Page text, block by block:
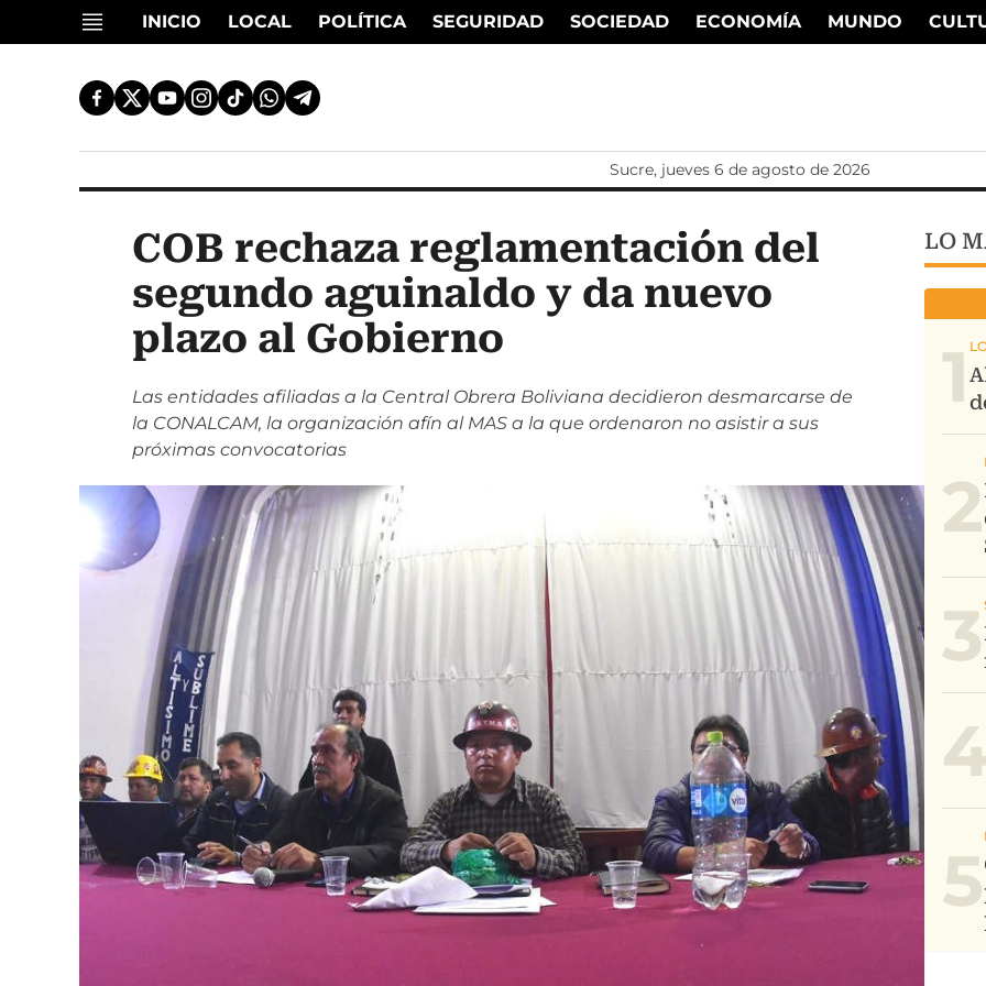
INICIO LOCAL POLÍTICA SEGURIDAD SOCIEDAD ECONOMÍA MUNDO
Sucre, jueves 6 de agosto de 2026
COB rechaza reglamentación del
segundo aguinaldo y da nuevo
plazo al Gobierno
Las entidades afiliadas a la Central Obrera Boliviana decidieron desmarcarse de
la CONALCAM, la organización afín al MAS a la que ordenaron no asistir a sus
próximas convocatorias
LO
1
2
3
5